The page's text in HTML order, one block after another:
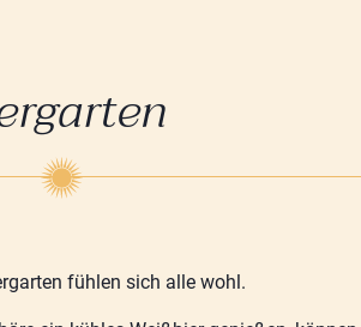
fühlen sich alle wohl.